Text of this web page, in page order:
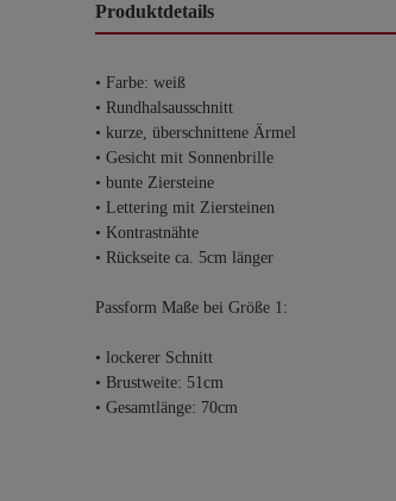
Produktdetails
• Farbe: weiß
• Rundhalsausschnitt
• kurze, überschnittene Ärmel
• Gesicht mit Sonnenbrille
• bunte Ziersteine
• Lettering mit Ziersteinen
• Kontrastnähte
• Rückseite ca. 5cm länger
Passform Maße bei Größe 1:
• lockerer Schnitt
• Brustweite: 51cm
• Gesamtlänge: 70cm